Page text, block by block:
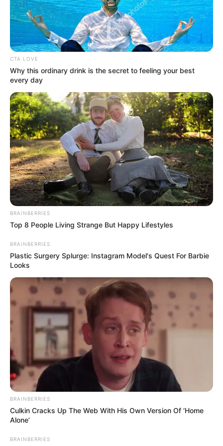
Mute
1. Tak hanya gambar-gambar yang menarik dengan
warna yang ramai bikin belajar makin bersemangat
2. Memberikan kode pada setiap mata pelajaran bisa
jadi ide yang bagus, misalnya kimia diberi warna
bertema biru
CTA LOVE
Why this ordinary drink is the secret to feeling your best
every day
BRAINBERRIES
Top 8 People Living Strange But Happy Lifestyles
BRAINBERRIES
Plastic Surgery Splurge: Instagram Model's Quest For Barbie
Looks
BRAINBERRIES
Culkin Cracks Up The Web With His Own Version Of ‘Home
Alone’
BRAINBERRIES